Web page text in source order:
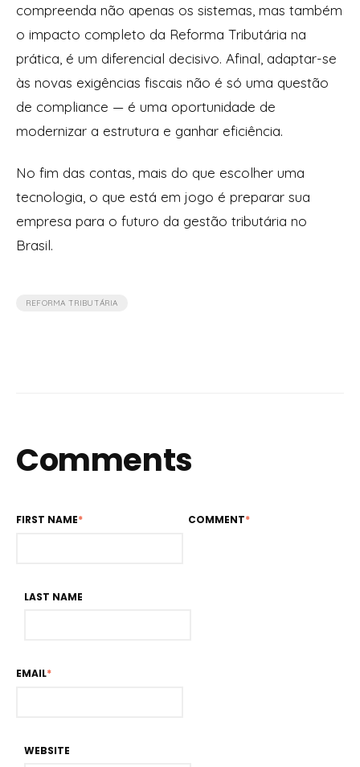
compreenda não apenas os sistemas, mas também
o impacto completo da Reforma Tributária na
prática, é um diferencial decisivo. Afinal, adaptar-se
às novas exigências fiscais não é só uma questão
de compliance — é uma oportunidade de
modernizar a estrutura e ganhar eficiência.
No fim das contas, mais do que escolher uma
tecnologia, o que está em jogo é preparar sua
empresa para o futuro da gestão tributária no
Brasil.
REFORMA TRIBUTÁRIA
Comments
FIRST NAME*
LAST NAME
EMAIL*
WEBSITE
COMMENT*